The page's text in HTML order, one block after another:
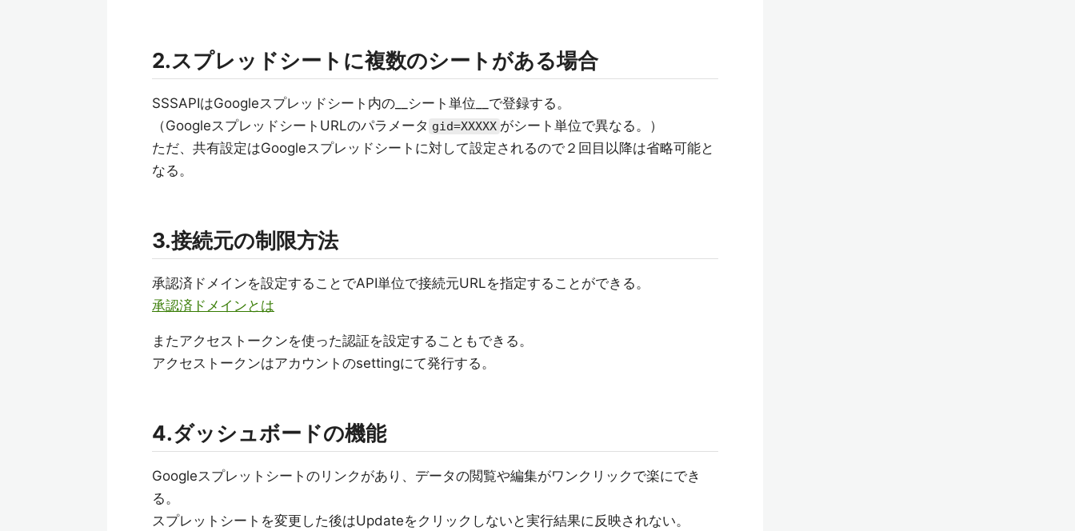
2.スプレッドシートに複数のシートがある場合
SSSAPIはGoogleスプレッドシート内の__シート単位__で登録する。
（GoogleスプレッドシートURLのパラメータ gid=XXXXX がシート単位で異なる。）
ただ、共有設定はGoogleスプレッドシートに対して設定されるので２回目以降は省略可能と
なる。
3.接続元の制限方法
承認済ドメインを設定することでAPI単位で接続元URLを指定することができる。
承認済ドメインとは
またアクセストークンを使った認証を設定することもできる。
アクセストークンはアカウントのsettingにて発行する。
4.ダッシュボードの機能
Googleスプレットシートのリンクがあり、データの閲覧や編集がワンクリックで楽にでき
る。
スプレットシートを変更した後はUpdateをクリックしないと実行結果に反映されない。